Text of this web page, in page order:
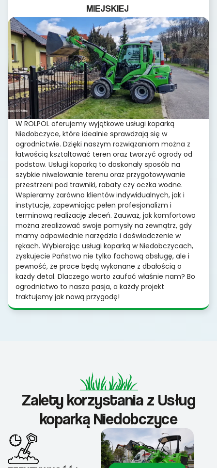
MIEJSKIEJ
W ROLPOL oferujemy wyjątkowe usługi koparką
Niedobczyce, które idealnie sprawdzają się w
ogrodnictwie. Dzięki naszym rozwiązaniom można z
łatwością kształtować teren oraz tworzyć ogrody od
podstaw. Usługi koparką to doskonały sposób na
szybkie niwelowanie terenu oraz przygotowywanie
przestrzeni pod trawniki, rabaty czy oczka wodne.
Wspieramy zarówno klientów indywidualnych, jak i
instytucje, zapewniając pełen profesjonalizm i
terminową realizację zleceń. Zauważ, jak komfortowo
można zrealizować swoje pomysły na zewnątrz, gdy
mamy odpowiednie narzędzia i doświadczenie w
rękach. Wybierając usługi koparką w Niedobczycach,
zyskujecie Państwo nie tylko fachową obsługę, ale i
pewność, że prace będą wykonane z dbałością o
każdy detal. Dlaczego warto zaufać właśnie nam? Bo
ogrodnictwo to nasza pasja, a każdy projekt
traktujemy jak nową przygodę!
Zalety korzystania z Usług
koparką Niedobczyce